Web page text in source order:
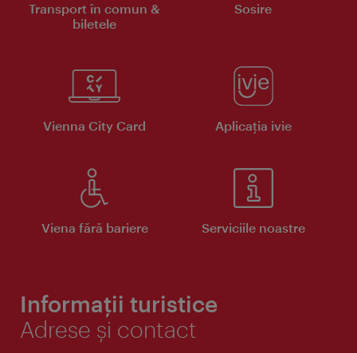
Transport în comun &
biletele
Sosire
Vienna City Card Aplicaţia ivie
Viena fără bariere Serviciile noastre
Informații turistice
Adrese și contact